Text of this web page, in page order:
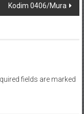
Kodim 0406/Mura
fields are marked